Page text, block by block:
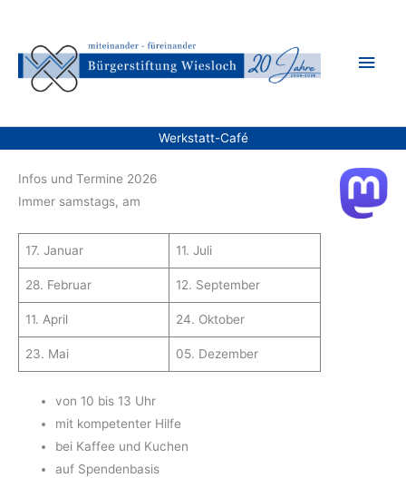
springen
Werkstatt-Café
Infos und Termine 2026
Immer samstags, am
17. Januar 11. Juli
28. Februar 12. September
11. April 24. Oktober
23. Mai 05. Dezember
von 10 bis 13 Uhr
mit kompetenter Hilfe
bei Kaffee und Kuchen
auf Spendenbasis